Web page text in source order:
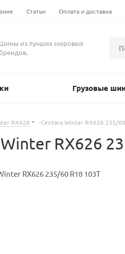
Статьи Оплата и доставка
Шины из лучших мировых
брендов.
Грузовые
RX626 -Centara Winter RX626 235/
RX626